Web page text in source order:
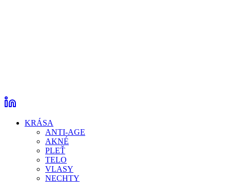
KRÁSA
ANTI-AGE
AKNÉ
PLEŤ
TELO
VLASY
NECHTY